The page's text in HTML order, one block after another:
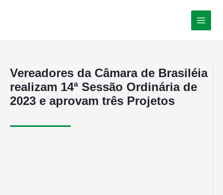
Vereadores da Câmara de Brasiléia
realizam 14ª Sessão Ordinária de
2023 e aprovam três Projetos